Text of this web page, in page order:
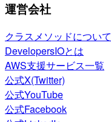
運営会社
クラスメソッドについて
DevelopersIOとは
AWS支援サービス一覧
公式X(Twitter)
公式YouTube
公式Facebook